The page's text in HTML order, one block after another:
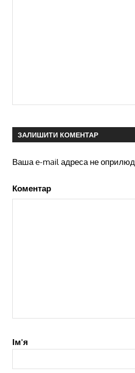
ЗАЛИШИТИ КОМЕНТАР
Ваша e-mail адреса не
Коментар
Ім'я